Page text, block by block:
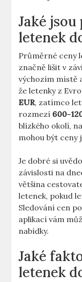
Jaké
letenek
Průměrné ceny
značně lišit v
výchozím místě
že letenky z
EUR, zatímco
rozmezí 600-
blízkého okolí,
mohou být ceny
Je dobré si
závislosti na
většina
letenek, pokud
Sledování cen
aplikací vám
nabídky.
Jaké
letenek